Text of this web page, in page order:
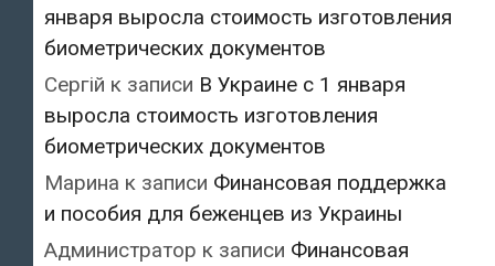
января выросла стоимость изготовления
биометрических документов
Сергій к записи В Украине с 1 января
выросла стоимость изготовления
биометрических документов
Марина к записи Финансовая поддержка
и пособия для беженцев из Украины
Администратор к записи Финансовая